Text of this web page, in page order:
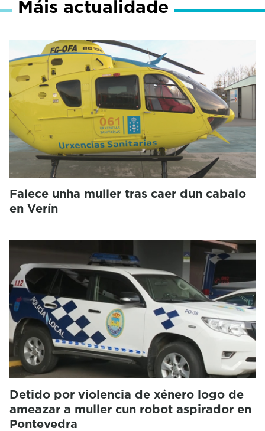
Máis actualidade
Falece unha muller tras caer dun cabalo
en Verín
Detido por violencia de xénero logo de
ameazar a muller cun robot aspirador en
Pontevedra